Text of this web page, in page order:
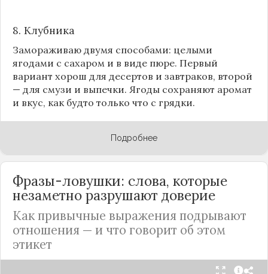
8. Клубника
Замораживаю двумя способами: целыми
ягодами с сахаром и в виде пюре. Первый
вариант хорош для десертов и завтраков, второй
— для смузи и выпечки. Ягоды сохраняют аромат
и вкус, как будто только что с грядки.
Подробнее
Фразы-ловушки: слова, которые
незаметно разрушают доверие
Как привычные выражения подрывают
отношения — и что говорит об этом
этикет